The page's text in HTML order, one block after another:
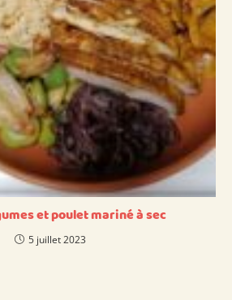
et poulet mariné à sec
5 juillet 2023